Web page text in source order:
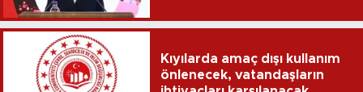
Kıyılarda amaç dışı kullanım
önlenecek, vatandaşların